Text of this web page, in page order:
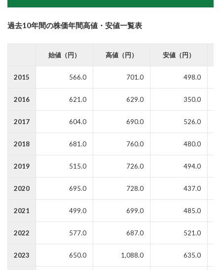
過去10年間の株価年間高値・安値一覧表
始値（円） 高値（円） 安値（円）
2015 566.0 701.0 498.0
2016 621.0 629.0 350.0
2017 604.0 690.0 526.0
2018 681.0 760.0 480.0
2019 515.0 726.0 494.0
2020 695.0 728.0 437.0
2021 499.0 699.0 485.0
2022 577.0 687.0 521.0
2023 650.0 1,088.0 635.0